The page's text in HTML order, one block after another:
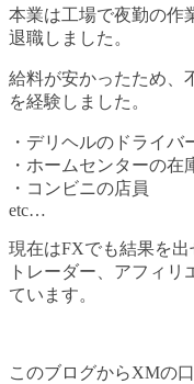
本業は工場で夜勤の作
退職しました。
給料が安かったため、
を経験しました。
・デリヘルのドライバ
・ホームセンターの在
・コンビニの店員
etc…
現在はFXでも結果を
トレーダー、アフィリ
ています。
このブログからXMの